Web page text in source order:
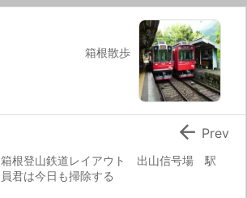
箱根散歩
箱根登山鉄道レイアウト 出山信号場 駅
員君は今日も掃除する
 Prev